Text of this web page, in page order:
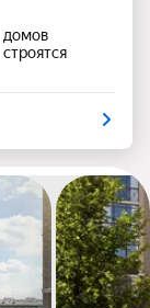
домов
строятся